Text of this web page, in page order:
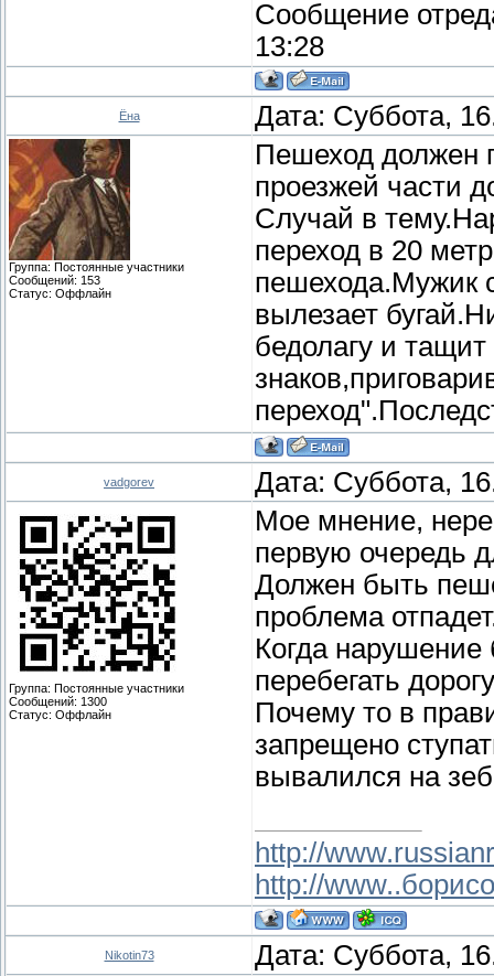
Сообщение
13:28
Ёна Дата: Суббота,
Группа: Постоянные участники
Сообщений: 153
Статус: Оффлайн
Пешеход должен
проезжей части
Случай в
переход в 20
пешехода.Мужик
вылезает
бедолагу и
vadgorev Дата: Суббота,
Группа: Постоянные участники
Сообщений: 1300
Статус: Оффлайн
Мое мнение,
первую очередь
Должен быть
проблема
Когда нарушение
перебегать
Почему то в
запрещено
вывалился на
http://
http://
Nikotin73 Дата: Суббота,